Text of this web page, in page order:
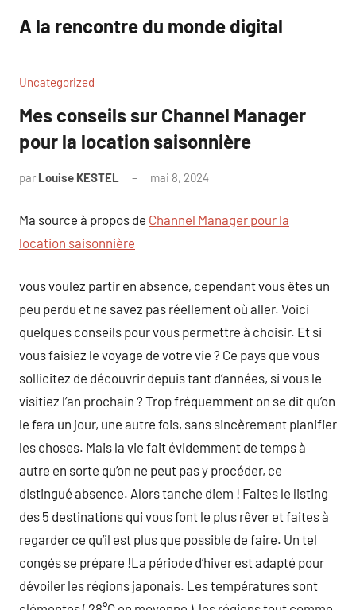
contenu
A la rencontre du monde digital
Uncategorized
Mes conseils sur Channel Manager
pour la location saisonnière
par Louise KESTEL mai 8, 2024
Ma source à propos de Channel Manager pour la
location saisonnière
vous voulez partir en absence, cependant vous êtes un
peu perdu et ne savez pas réellement où aller. Voici
quelques conseils pour vous permettre à choisir. Et si
vous faisiez le voyage de votre vie ? Ce pays que vous
sollicitez de découvrir depuis tant d’années, si vous le
visitiez l’an prochain ? Trop fréquemment on se dit qu’on
le fera un jour, une autre fois, sans sincèrement planifier
les choses. Mais la vie fait évidemment de temps à
autre en sorte qu’on ne peut pas y procéder, ce
distingué absence. Alors tanche diem ! Faites le listing
des 5 destinations qui vous font le plus rêver et faites à
regarder ce qu’il est plus que possible de faire. Un tel
congés se prépare !La période d’hiver est adapté pour
dévoiler les régions japonais. Les températures sont